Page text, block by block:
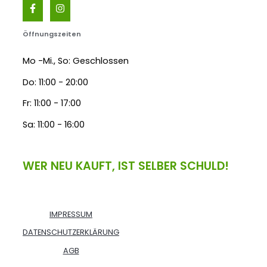
Öffnungszeiten
Mo -Mi., So: Geschlossen
Do: 11:00 - 20:00
Fr: 11:00 - 17:00
Sa: 11:00 - 16:00
WER NEU KAUFT, IST SELBER SCHULD!
IMPRESSUM
DATENSCHUTZERKLÄRUNG
AGB